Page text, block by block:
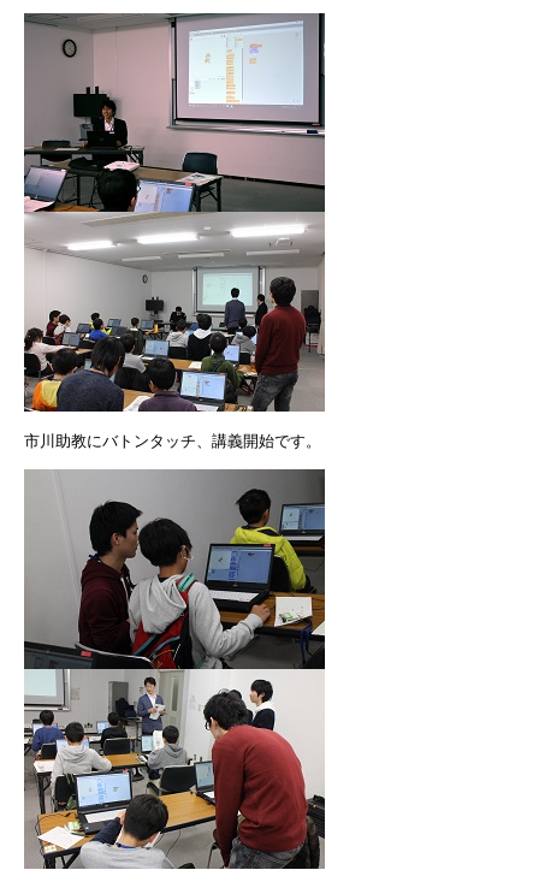
市川助教にバトンタッチ、講義開始です。